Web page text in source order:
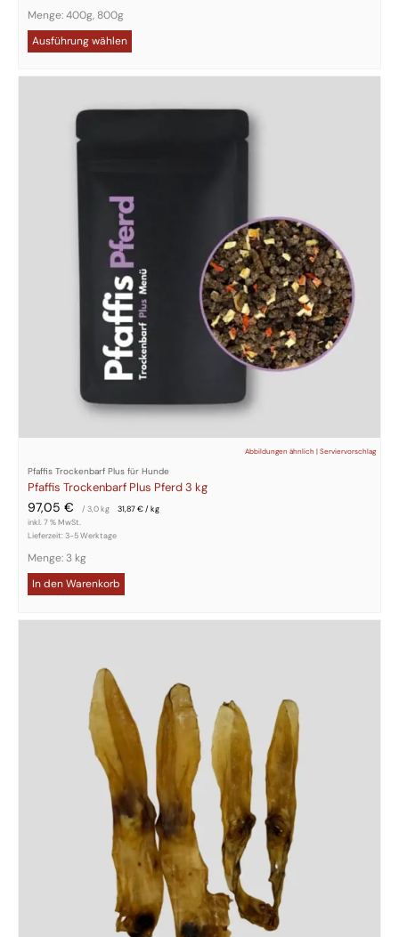
Menge: 400g, 800g
Ausführung wählen
Abbildungen ähnlich | Serviervorschlag
Pfaffis Trockenbarf Plus für Hunde
Pfaffis Trockenbarf Plus Pferd 3 kg
97,05 € / 3,0kg 31,87€/kg
inkl. 7 % MwSt.
Lieferzeit:3-5 Werktage
Menge: 3 kg
In den Warenkorb